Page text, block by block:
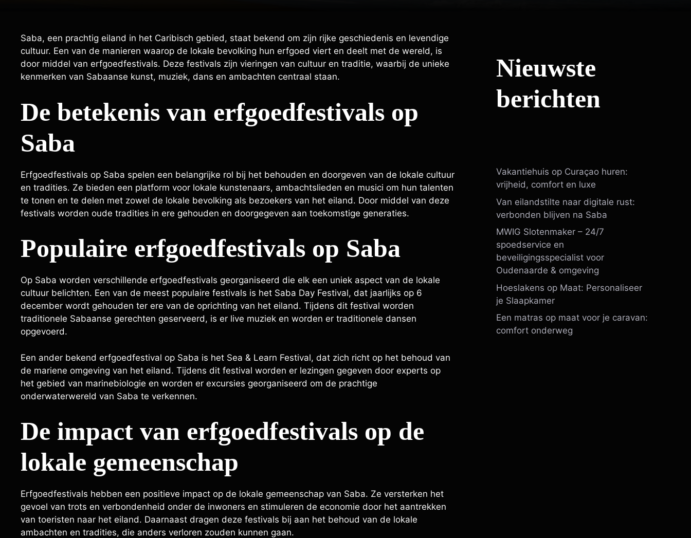
Saba, een prachtig eiland in het Caribisch gebied, staat bekend om zijn rijke geschiedenis en levendige
cultuur. Een van de manieren waarop de lokale bevolking hun erfgoed viert en deelt met de wereld, is
door middel van erfgoedfestivals. Deze festivals zijn vieringen van cultuur en traditie, waarbij de unieke
kenmerken van Sabaanse kunst, muziek, dans en ambachten centraal staan.
De betekenis van erfgoedfestivals op
Saba
Erfgoedfestivals op Saba spelen een belangrijke rol bij het behouden en doorgeven van de lokale cultuur
en tradities. Ze bieden een platform voor lokale kunstenaars, ambachtslieden en musici om hun talenten
te tonen en te delen met zowel de lokale bevolking als bezoekers van het eiland. Door middel van deze
festivals worden oude tradities in ere gehouden en doorgegeven aan toekomstige generaties.
Populaire erfgoedfestivals op Saba
Op Saba worden verschillende erfgoedfestivals georganiseerd die elk een uniek aspect van de lokale
cultuur belichten. Een van de meest populaire festivals is het Saba Day Festival, dat jaarlijks op 6
december wordt gehouden ter ere van de oprichting van het eiland. Tijdens dit festival worden
traditionele Sabaanse gerechten geserveerd, is er live muziek en worden er traditionele dansen
opgevoerd.
Een ander bekend erfgoedfestival op Saba is het Sea & Learn Festival, dat zich richt op het behoud van
de mariene omgeving van het eiland. Tijdens dit festival worden er lezingen gegeven door experts op
het gebied van marinebiologie en worden er excursies georganiseerd om de prachtige
onderwaterwereld van Saba te verkennen.
De impact van erfgoedfestivals op de
lokale gemeenschap
Erfgoedfestivals hebben een positieve impact op de lokale gemeenschap van Saba. Ze versterken het
gevoel van trots en verbondenheid onder de inwoners en stimuleren de economie door het aantrekken
van toeristen naar het eiland. Daarnaast dragen deze festivals bij aan het behoud van de lokale
ambachten en tradities, die anders verloren zouden kunnen gaan.
Nieuwste
berichten
Vakantiehuis op Curaçao huren:
vrijheid, comfort en luxe
Van eilandstilte naar digitale rust:
verbonden blijven na Saba
MWIG Slotenmaker – 24/7
spoedservice en
beveiligingsspecialist voor
Oudenaarde & omgeving
Hoeslakens op Maat: Personaliseer
je Slaapkamer
Een matras op maat voor je caravan:
comfort onderweg